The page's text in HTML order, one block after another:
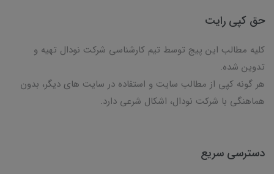
حق کپی رایت
کلیه مطالب این پیج توسط تیم کارشناسی شرکت نودال تهیه و
تدوین شده.
هر گونه کپی از مطالب سایت و استفاده در سایت های دیگر، بدون
هماهنگی با شرکت نودال، اشکال شرعی دارد.
دسترسی سریع